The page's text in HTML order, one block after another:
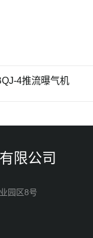
流曝气机
限公司
园区8号